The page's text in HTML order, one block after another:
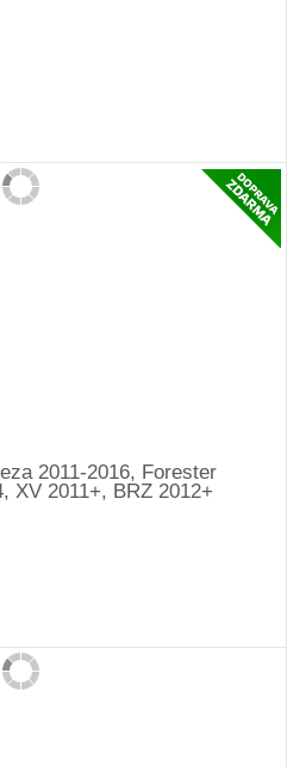
2011-2016, Forester
XV 2011+, BRZ 2012+